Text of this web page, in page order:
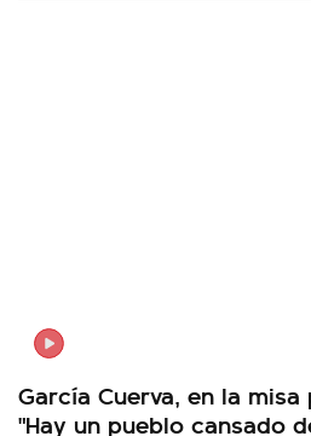
García Cuerva, en la
"Hay un pueblo cansado